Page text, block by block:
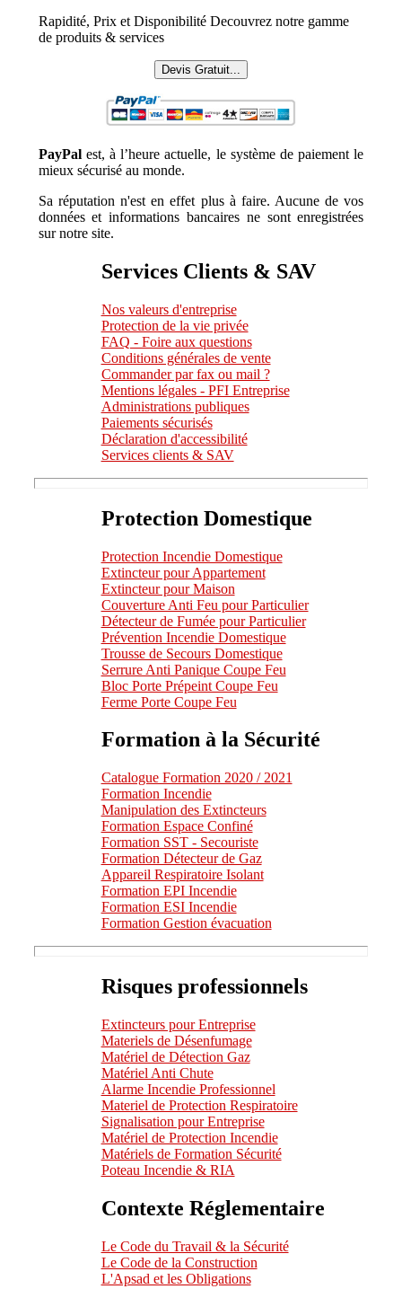
Rapidité, Prix et Disponibilité Decouvrez notre gamme
de produits & services
Devis Gratuit...
PayPalest, à l’heure actuelle, le système de paiement le
mieux sécurisé au monde.
Sa réputation n'est en effet plus à faire. Aucune de vos
données et informations bancaires ne sont enregistrées
sur notre site.
Services Clients & SAV
Nos valeurs d'entreprise
Protection de la vie privée
FAQ - Foire aux questions
Conditions générales de vente
Commander par fax ou mail ?
Mentions légales - PFI Entreprise
Administrations publiques
Paiements sécurisés
Déclaration d'accessibilité
Services clients & SAV
Protection Domestique
Protection Incendie Domestique
Extincteur pour Appartement
Extincteur pour Maison
Couverture Anti Feu pour Particulier
Détecteur de Fumée pour Particulier
Prévention Incendie Domestique
Trousse de Secours Domestique
Serrure Anti Panique Coupe Feu
Bloc Porte Prépeint Coupe Feu
Ferme Porte Coupe Feu
Formation à la Sécurité
Catalogue Formation 2020 / 2021
Formation Incendie
Manipulation des Extincteurs
Formation Espace Confiné
Formation SST - Secouriste
Formation Détecteur de Gaz
Appareil Respiratoire Isolant
Formation EPI Incendie
Formation ESI Incendie
Formation Gestion évacuation
Risques professionnels
Extincteurs pour Entreprise
Materiels de Désenfumage
Matériel de Détection Gaz
Matériel Anti Chute
Alarme Incendie Professionnel
Materiel de Protection Respiratoire
Signalisation pour Entreprise
Matériel de Protection Incendie
Matériels de Formation Sécurité
Poteau Incendie & RIA
Contexte Réglementaire
Le Code du Travail & la Sécurité
Le Code de la Construction
L'Apsad et les Obligations